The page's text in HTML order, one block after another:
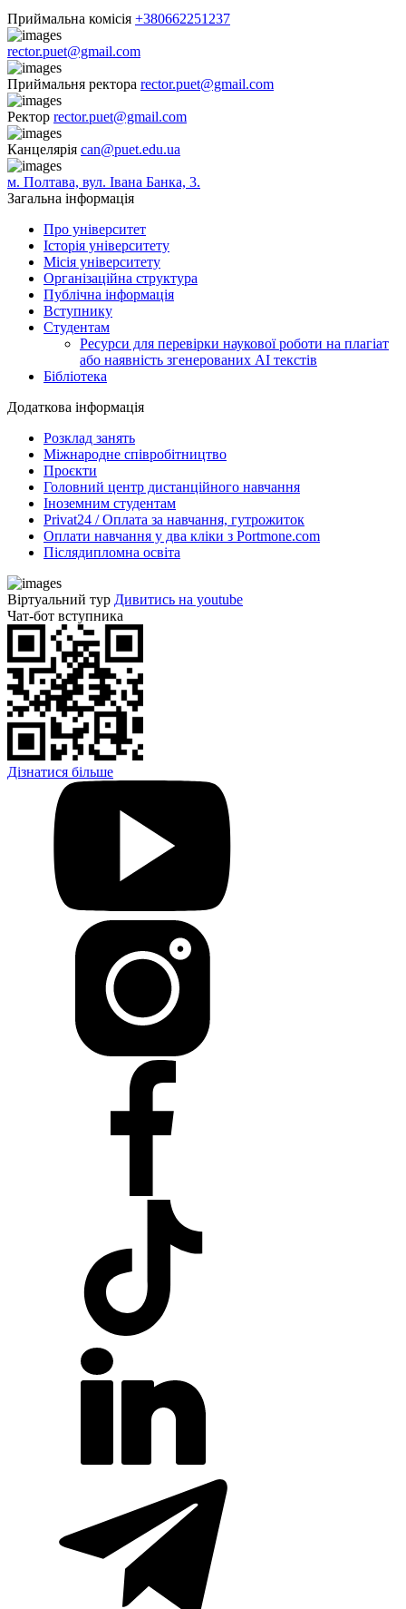
Приймальна комісія +380662251237
rector.puet@gmail.com
Приймальня ректора rector.puet@gmail.com
Ректор rector.puet@gmail.com
Канцелярія can@puet.edu.ua
м. Полтава, вул. Івана Банка, 3.
Загальна інформація
Про університет
Історія університету
Місія університету
Організаційна структура
Публічна інформація
Вступнику
Студентам
Ресурси для перевірки наукової роботи на плагіат
або наявність згенерованих АІ текстів
Бібліотека
Додаткова інформація
Розклад занять
Міжнародне співробітництво
Проєкти
Головний центр дистанційного навчання
Іноземним студентам
Privat24 / Оплата за навчання, гутрожиток
Оплати навчання у два кліки з Portmone.com
Післядипломна освіта
Віртуальний тур Дивитись на youtube
Чат-бот вступника
Дізнатися більше